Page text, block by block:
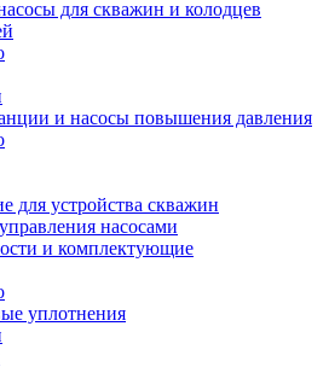
для скважин и колодцев
и насосы повышения давления
для устройства скважин
насосами
и комплектующие
уплотнения